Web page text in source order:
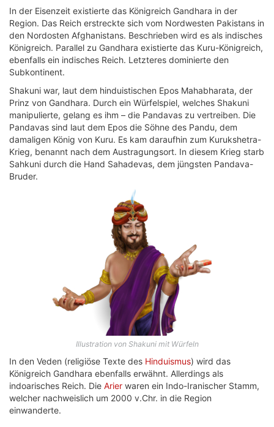
In der Eisenzeit existierte das Königreich Gandhara in der
Region. Das Reich erstreckte sich vom Nordwesten Pakistans in
den Nordosten Afghanistans. Beschrieben wird es als indisches
Königreich. Parallel zu Gandhara existierte das Kuru-Königreich,
ebenfalls ein indisches Reich. Letzteres dominierte den
Subkontinent.
Shakuni war, laut dem hinduistischen Epos Mahabharata, der
Prinz von Gandhara. Durch ein Würfelspiel, welches Shakuni
manipulierte, gelang es ihm – die Pandavas zu vertreiben. Die
Pandavas sind laut dem Epos die Söhne des Pandu, dem
damaligen König von Kuru. Es kam daraufhin zum Kurukshetra-
Krieg, benannt nach dem Austragungsort. In diesem Krieg starb
Sahkuni durch die Hand Sahadevas, dem jüngsten Pandava-
Bruder.
Illustration von Shakuni mit Würfeln
In den Veden (religiöse Texte des Hinduismus) wird das
Königreich Gandhara ebenfalls erwähnt. Allerdings als
indoarisches Reich. Die Arier waren ein Indo-Iranischer Stamm,
welcher nachweislich um 2000 v.Chr. in die Region
einwanderte.